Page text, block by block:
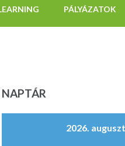
PÁLYÁZATOK
NAPTÁR
2026.